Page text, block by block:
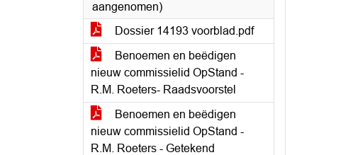
aangenomen)
Dossier 14193 voorblad.pdf
Benoemen en beëdigen
nieuw commissielid OpStand -
R.M. Roeters- Raadsvoorstel
Benoemen en beëdigen
nieuw commissielid OpStand -
R.M. Roeters - Getekend